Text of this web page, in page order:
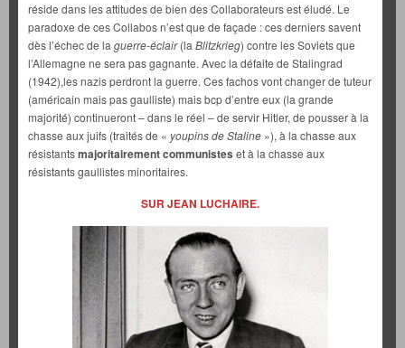
réside dans les attitudes de bien des Collaborateurs est éludé. Le
paradoxe de ces Collabos n’est que de façade : ces derniers savent
dès l’échec de la guerre-éclair(la Blitzkrieg) contre les Soviets que
l’Allemagne ne sera pas gagnante. Avec la défaite de Stalingrad
(1942),les nazis perdront la guerre. Ces fachos vont changer de tuteur
(américain mais pas gaulliste) mais bcp d’entre eux (la grande
majorité) continueront – dans le réel – de servir Hitler, de pousser à la
chasse aux juifs (traités de « youpins de Staline »), à la chasse aux
résistantsmajoritairement communistes et à la chasse aux
résistants gaullistes minoritaires.
SUR JEAN LUCHAIRE.